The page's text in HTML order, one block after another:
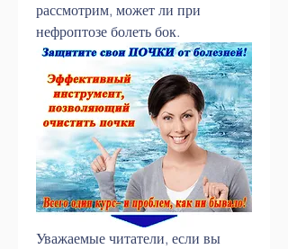
рассмотрим, может ли при
нефроптозе болеть бок.
Уважаемые читатели, если вы